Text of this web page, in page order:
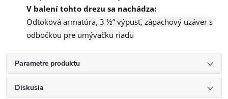
V balení tohto drezu sa nachádza:
Odtoková armatúra, 3 ½“ výpusť, zápachový uzáver s
odbočkou pre umývačku riadu
Parametre produktu
Diskusia